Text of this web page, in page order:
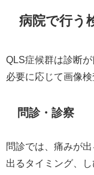
病院で行う
QLS症候群は診断が
必要に応じて画像
問診・診察
問診では、痛みが
出るタイミング、